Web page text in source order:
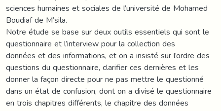
sciences humaines et sociales de l’université de Mohamed
Boudiaf de M’sila.
Notre étude se base sur deux outils essentiels qui sont le
questionnaire et l’interview pour la collection des
données et des informations, et on a insisté sur l’ordre des
questions du questionnaire, clarifier ces dernières et les
donner la façon directe pour ne pas mettre le questionné
dans un état de confusion, dont on a divisé le questionnaire
en trois chapitres différents, le chapitre des données